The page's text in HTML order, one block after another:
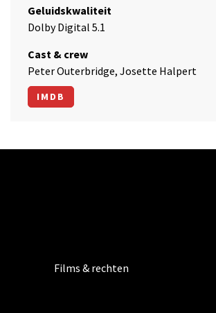
Geluidskwaliteit
Dolby Digital 5.1
Cast & crew
Peter Outerbridge, Josette Halpert
IMDB
Films & rechten